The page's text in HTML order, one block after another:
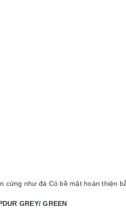
cứng như đá Có bề mặt hoàn thiện
GREY/ GREEN